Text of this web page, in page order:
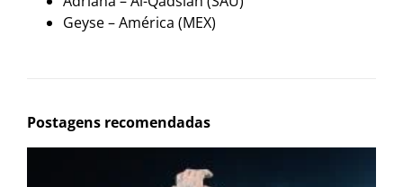
Geyse – América (MEX)
Postagens recomendadas